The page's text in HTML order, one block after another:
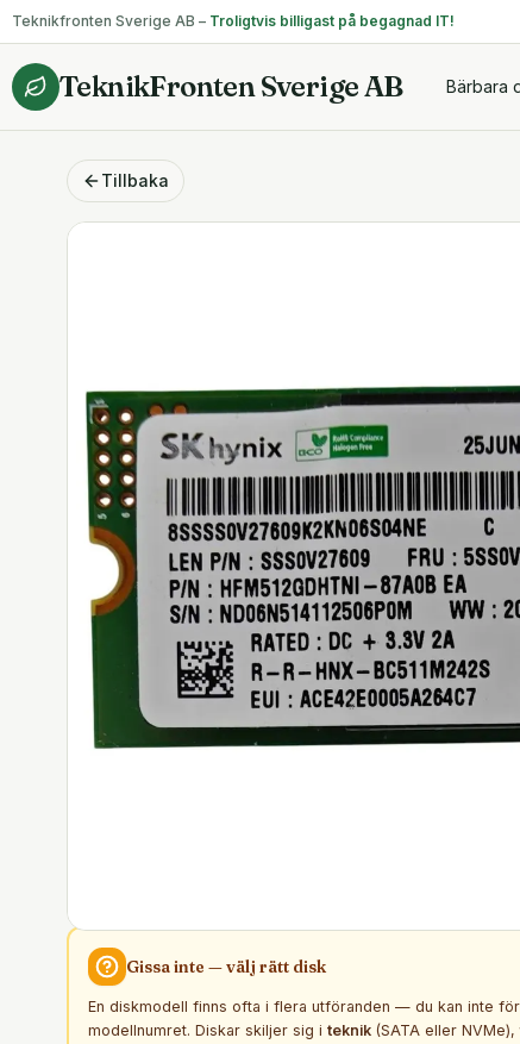
Teknikfronten Sverige AB – Troligtvis billigast på begagnad IT!
TeknikFronten Sverige AB Bärbara
Tillbaka
Gissa inte — välj rätt disk
En diskmodell finns ofta i flera utföranden — du kan inte
modellnumret. Diskar skiljer sig i teknik (SATA eller NVMe),